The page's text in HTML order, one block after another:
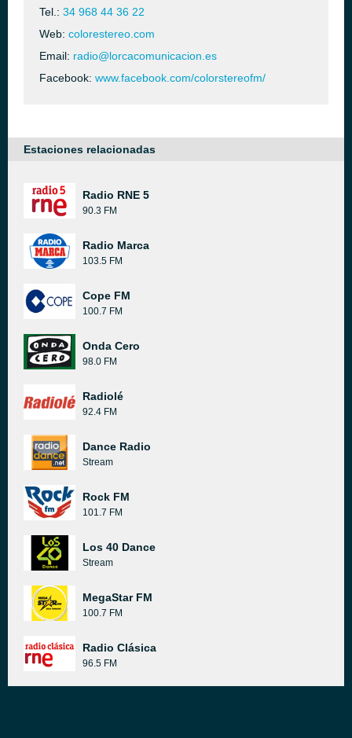
Tel.: 34 968 44 36 22
Web: colorestereo.com
Email: radio@lorcacomunicacion.es
Facebook: www.facebook.com/colorstereofm/
Estaciones relacionadas
Radio RNE 5
90.3 FM
Radio Marca
103.5 FM
Cope FM
100.7 FM
Onda Cero
98.0 FM
Radiolé
92.4 FM
Dance Radio
Stream
Rock FM
101.7 FM
Los 40 Dance
Stream
MegaStar FM
100.7 FM
Radio Clásica
96.5 FM